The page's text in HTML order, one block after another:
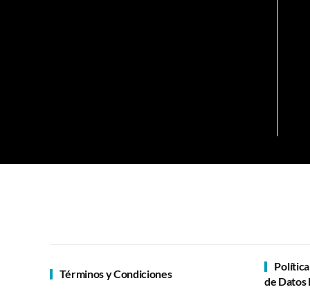
Términos y Condiciones
de Datos